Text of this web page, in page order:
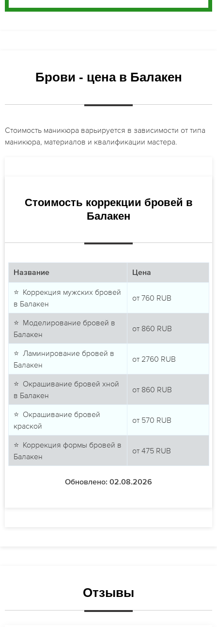
Брови - цена в Балакен
Стоимость маникюра варьируется в зависимости от типа
маникюра, материалов и квалификации мастера.
Стоимость коррекции бровей в
Балакен
Название Цена
⭐ Коррекция мужских бровей
в Балакен
от 760 RUB
⭐ Моделирование бровей в
Балакен
от 860 RUB
⭐ Ламинирование бровей в
Балакен
от 2760 RUB
⭐ Окрашивание бровей хной
в Балакен
от 860 RUB
⭐ Окрашивание бровей
краской
от 570 RUB
⭐ Коррекция формы бровей в
Балакен
от 475 RUB
Обновлено: 02.08.2026
Отзывы